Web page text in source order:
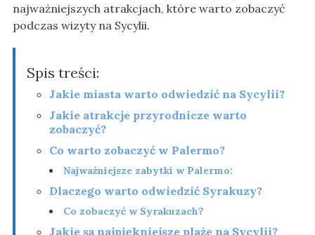
najważniejszych atrakcjach, które warto zobaczyć
podczas wizyty na Sycylii.
Spis treści:
Jakie miasta warto odwiedzić na Sycylii?
Jakie atrakcje przyrodnicze warto
zobaczyć?
Co warto zobaczyć w Palermo?
Najważniejsze zabytki w Palermo:
Dlaczego warto odwiedzić Syrakuzy?
Co zobaczyć w Syrakuzach?
Jakie są najpiękniejsze plaże na Sycylii?